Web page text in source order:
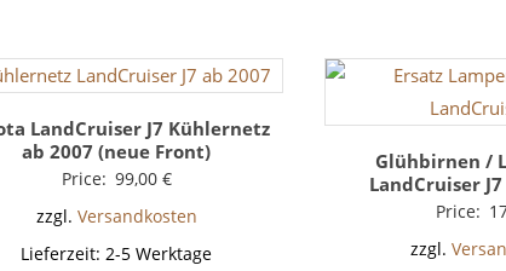
LandCruiser J7 Kühlernetz
ab 2007 (neue Front)
Price: 99,00 €
zzgl. Versandkosten
Lieferzeit:2-5 Werktage
Glühbirnen /
LandCruiser
Price:
zzgl.